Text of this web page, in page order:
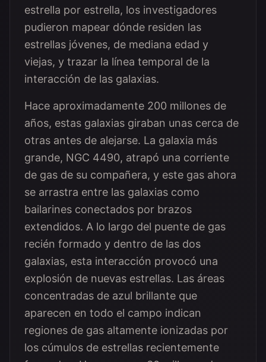
estrella por estrella, los investigadores
pudieron mapear dónde residen las
estrellas jóvenes, de mediana edad y
viejas, y trazar la línea temporal de la
interacción de las galaxias.
Hace aproximadamente 200 millones de
años, estas galaxias giraban unas cerca de
otras antes de alejarse. La galaxia más
grande, NGC 4490, atrapó una corriente
de gas de su compañera, y este gas ahora
se arrastra entre las galaxias como
bailarines conectados por brazos
extendidos. A lo largo del puente de gas
recién formado y dentro de las dos
galaxias, esta interacción provocó una
explosión de nuevas estrellas. Las áreas
concentradas de azul brillante que
aparecen en todo el campo indican
regiones de gas altamente ionizadas por
los cúmulos de estrellas recientemente